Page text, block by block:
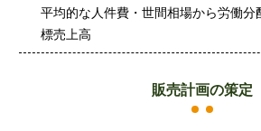
平均的な人件費・世間相場から労働分
標売上高
販売計画の策定